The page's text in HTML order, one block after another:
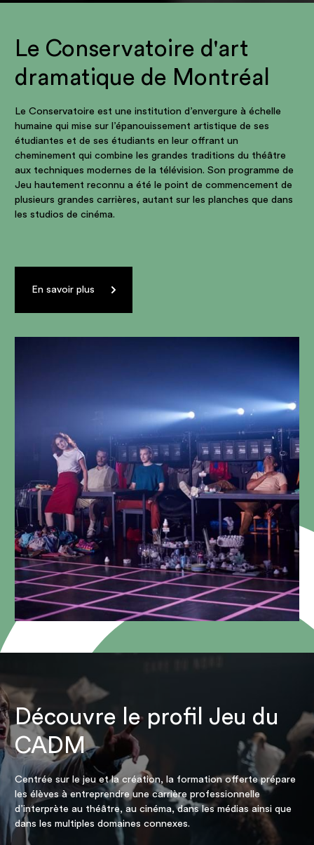
Le Conservatoire d'art
dramatique de Montréal
Le Conservatoire est une institution d’envergure à échelle
humaine qui mise sur l’épanouissement artistique de ses
étudiantes et de ses étudiants en leur offrant un
cheminement qui combine les grandes traditions du théâtre
aux techniques modernes de la télévision. Son programme de
Jeu hautement reconnu a été le point de commencement de
plusieurs grandes carrières, autant sur les planches que dans
les studios de cinéma.
En savoir plus
Découvre le profil Jeu du
CADM
Centrée sur le jeu et la création, la formation offerte prépare
les élèves à entreprendre une carrière professionnelle
d’interprète au théâtre, au cinéma, dans les médias ainsi que
dans les multiples domaines connexes.